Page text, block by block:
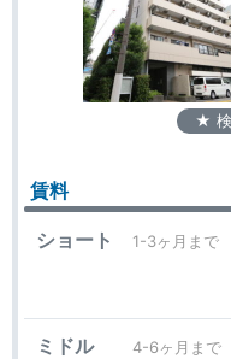
★ 検
賃料
ショート 1-3ヶ月まで
ミドル 4-6ヶ月まで